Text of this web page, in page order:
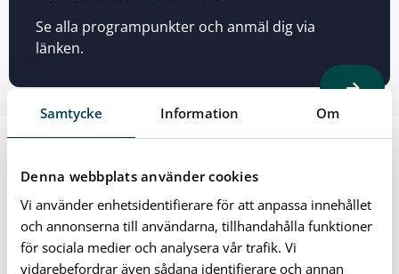
Samtycke Information Om
Denna webbplats använder cookies
Vi använder enhetsidentifierare för att anpassa innehållet
och annonserna till användarna, tillhandahålla funktioner
för sociala medier och analysera vår trafik. Vi
vidarebefordrar även sådana identifierare och annan
Se alla programpunkter och anmäl dig via
länken.